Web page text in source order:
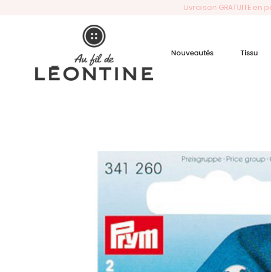
Livraison GRATUITE
Nouveautés Tissu